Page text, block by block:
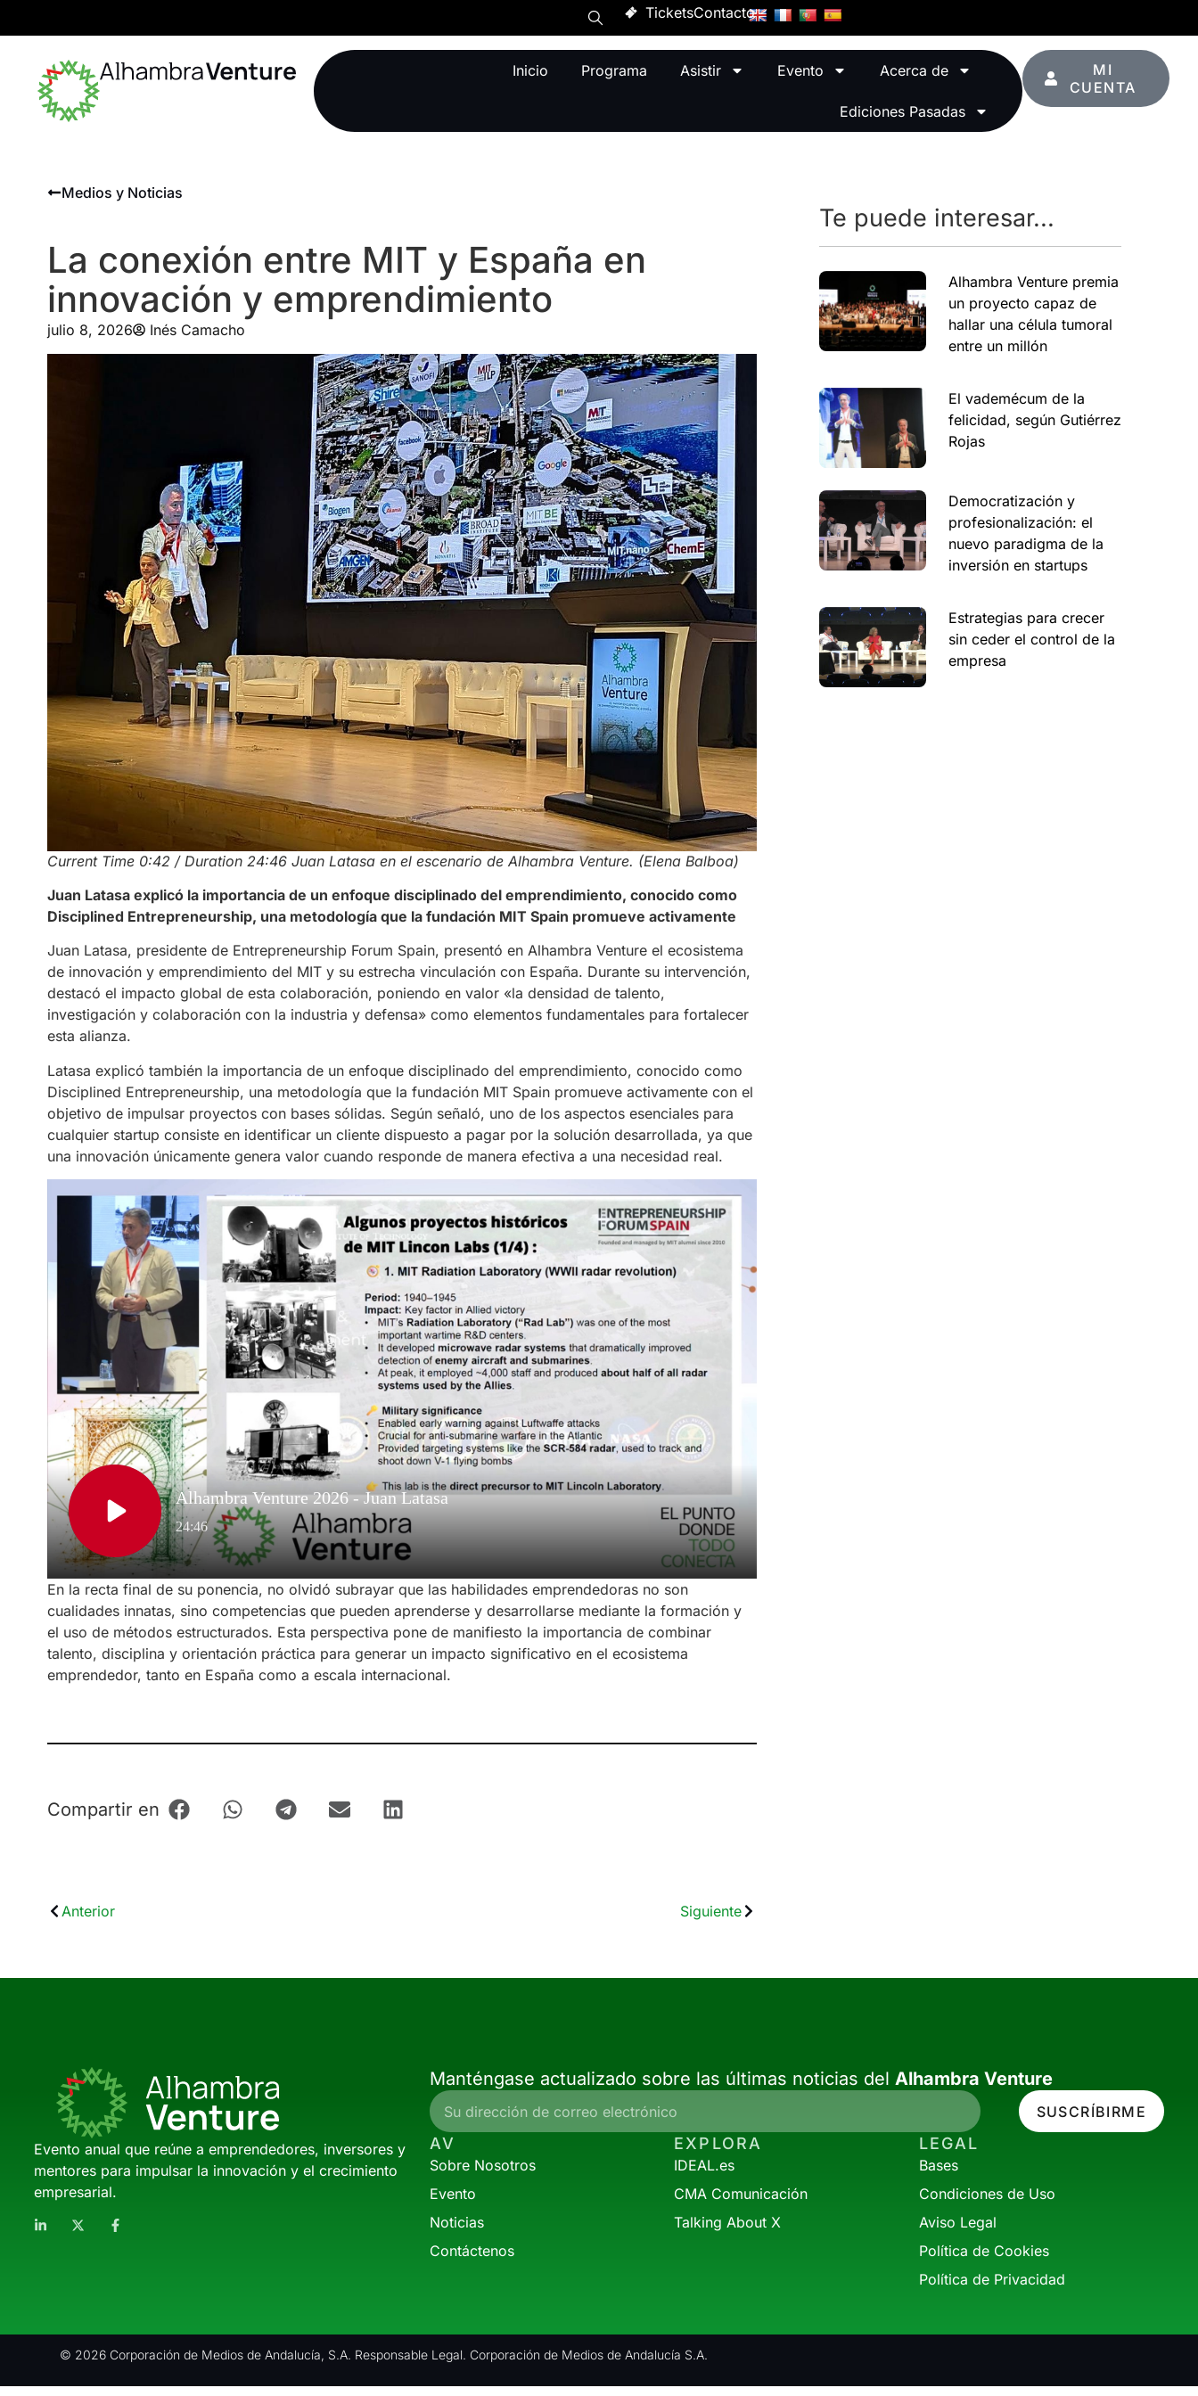
TicketsContacto
Inicio Programa Asistir Evento Acerca de
Ediciones Pasadas
MI
CUENTA
Medios y Noticias
La conexión entre MIT y España en
innovación y emprendimiento
julio 8, 2026 Inés Camacho
Current Time 0:42 / Duration 24:46 Juan Latasa en el escenario de Alhambra Venture. (Elena Balboa)
Juan Latasa explicó la importancia de un enfoque disciplinado del emprendimiento, conocido como
Disciplined Entrepreneurship, una metodología que la fundación MIT Spain promueve activamente
Juan Latasa, presidente de Entrepreneurship Forum Spain, presentó en Alhambra Venture el ecosistema
de innovación y emprendimiento del MIT y su estrecha vinculación con España. Durante su intervención,
destacó el impacto global de esta colaboración, poniendo en valor «la densidad de talento,
investigación y colaboración con la industria y defensa» como elementos fundamentales para fortalecer
esta alianza.
Latasa explicó también la importancia de un enfoque disciplinado del emprendimiento, conocido como
Disciplined Entrepreneurship, una metodología que la fundación MIT Spain promueve activamente con el
objetivo de impulsar proyectos con bases sólidas. Según señaló, uno de los aspectos esenciales para
cualquier startup consiste en identificar un cliente dispuesto a pagar por la solución desarrollada, ya que
una innovación únicamente genera valor cuando responde de manera efectiva a una necesidad real.
En la recta final de su ponencia, no olvidó subrayar que las habilidades emprendedoras no son
cualidades innatas, sino competencias que pueden aprenderse y desarrollarse mediante la formación y
el uso de métodos estructurados. Esta perspectiva pone de manifiesto la importancia de combinar
talento, disciplina y orientación práctica para generar un impacto significativo en el ecosistema
emprendedor, tanto en España como a escala internacional.
Compartir en
Anterior Siguiente
Te puede interesar...
Alhambra Venture premia
un proyecto capaz de
hallar una célula tumoral
entre un millón
El vademécum de la
felicidad, según Gutiérrez
Rojas
Democratización y
profesionalización: el
nuevo paradigma de la
inversión en startups
Estrategias para crecer
sin ceder el control de la
empresa
Evento anual que reúne a emprendedores, inversores y
mentores para impulsar la innovación y el crecimiento
empresarial.
Manténgase actualizado sobre las últimas noticias del Alhambra Venture
SUSCRÍBIRME
AV
Sobre Nosotros
Evento
Noticias
Contáctenos
EXPLORA
IDEAL.es
CMA Comunicación
Talking About X
LEGAL
Bases
Condiciones de Uso
Aviso Legal
Política de Cookies
Política de Privacidad
© 2026 Corporación de Medios de Andalucía, S.A. Responsable Legal. Corporación de Medios de Andalucía S.A.